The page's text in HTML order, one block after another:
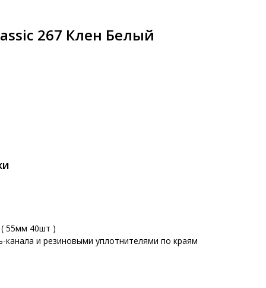
267 Клен Белый
( 55мм 40шт )
канала и резиновыми уплотнителями по краям